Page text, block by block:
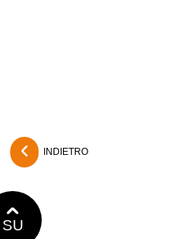
INDIETRO
SU